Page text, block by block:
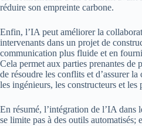
réduire son empreinte carbone.
Enfin, l’IA peut améliorer la
intervenants dans un projet de
communication plus fluide et en
Cela permet aux parties prenantes de
de résoudre les conflits et d’assurer
les ingénieurs, les constructeurs et les
En résumé, l’intégration de l’IA dans
se limite pas à des outils automatisés;